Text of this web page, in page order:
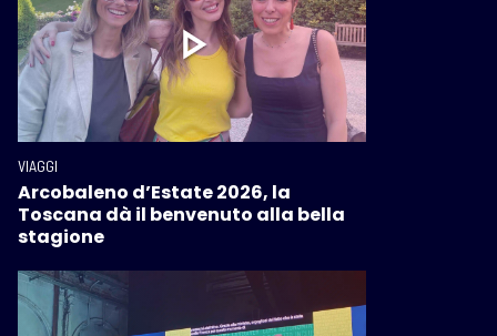
VIAGGI
Arcobaleno d’Estate 2026, la
Toscana dà il benvenuto alla bella
stagione